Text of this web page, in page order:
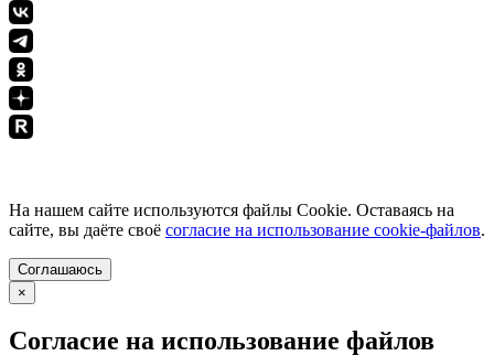
На нашем сайте используются файлы Cookie. Оставаясь на
сайте, вы даёте своё согласие на использование cookie-файлов.
Соглашаюсь
×
Согласие на использование файлов